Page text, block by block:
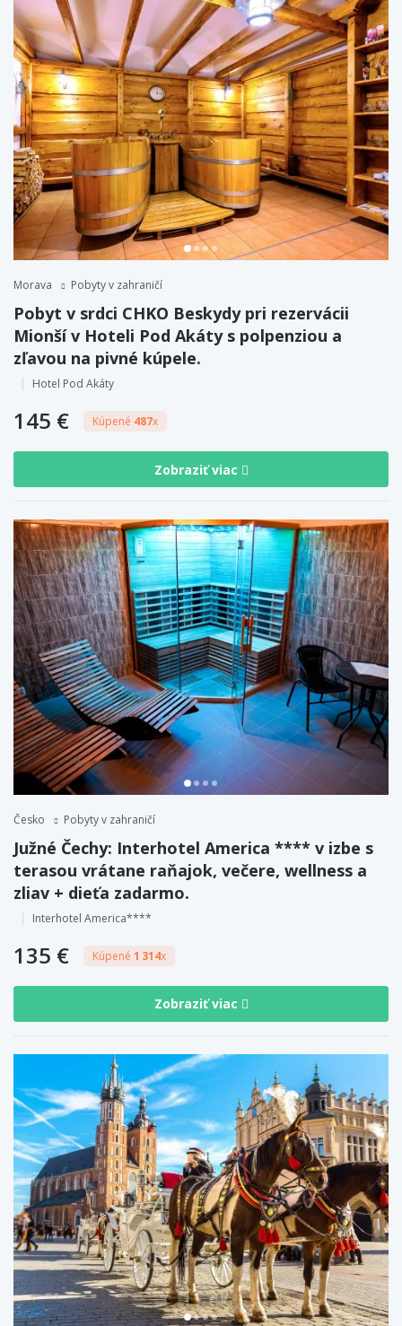
Morava Pobyty v zahraničí
Pobyt v srdci CHKO Beskydy pri rezervácii
Mionší v Hoteli Pod Akáty s polpenziou a
zľavou na pivné kúpele.
Hotel Pod Akáty
145 € Kúpené 487x
Zobraziť viac
Česko Pobyty v zahraničí
Južné Čechy: Interhotel America **** v izbe s
terasou vrátane raňajok, večere, wellness a
zliav + dieťa zadarmo.
Interhotel America****
135 € Kúpené 1 314x
Zobraziť viac